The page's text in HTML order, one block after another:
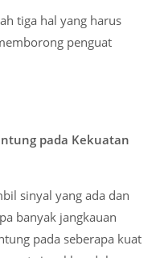
tiga hal yang harus
penguat
pada Kekuatan
sinyal yang ada dan
banyak jangkauan
pada seberapa kuat